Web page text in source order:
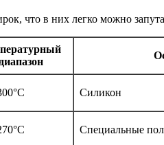
что в них легко можно
диапазон
Силикон
Специальные